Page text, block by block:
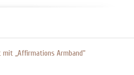
mit „Affirmations Armband“